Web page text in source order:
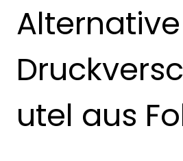
utel aus